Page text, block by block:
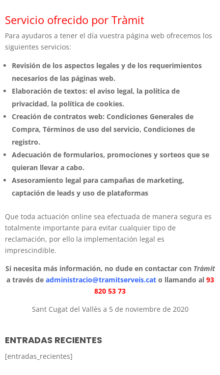
Servicio ofrecido por Tràmit
Para ayudaros a tener el día vuestra página web ofrecemos los
siguientes servicios:
Revisión de los aspectos legales y de los requerimientos
necesarios de las páginas web.
Elaboración de textos: el aviso legal, la política de
privacidad, la política de cookies.
Creación de contratos web: Condiciones Generales de
Compra, Términos de uso del servicio, Condiciones de
registro.
Adecuación de formularios, promociones y sorteos que se
quieran llevar a cabo.
Asesoramiento legal para campañas de marketing,
captación de leads y uso de plataformas
Que toda actuación online sea efectuada de manera segura es
totalmente importante para evitar cualquier tipo de
reclamación, por ello la implementación legal es
imprescindible.
Si necesita más información, no dude en contactar con Tràmit
a través de administracio@tramitserveis.cato llamando al93
820 53 73
Sant Cugat del Vallès a 5 de noviembre de 2020
ENTRADAS RECIENTES
[entradas_recientes]